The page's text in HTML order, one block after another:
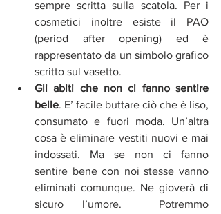
sempre scritta sulla scatola. Per i
cosmetici inoltre esiste il PAO
(period after opening) ed è
rappresentato da un simbolo grafico
scritto sul vasetto.
Gli abiti che non ci fanno sentire
belle. E’ facile buttare ciò che è liso,
consumato e fuori moda. Un’altra
cosa è eliminare vestiti nuovi e mai
indossati. Ma se non ci fanno
sentire bene con noi stesse vanno
eliminati comunque. Ne gioverà di
sicuro l’umore.  Potremmo